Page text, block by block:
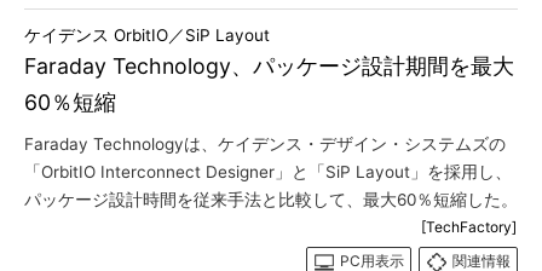
Faraday Technology、パッケージ設計期間を最大
60％短縮
ケイデンス OrbitIO／SiP Layout
Faraday Technologyは、ケイデンス・デザイン・システムズの
「OrbitIO Interconnect Designer」と「SiP Layout」を採用し、
パッケージ設計時間を従来手法と比較して、最大60％短縮した。
[TechFactory]
PC用表示
関連情報